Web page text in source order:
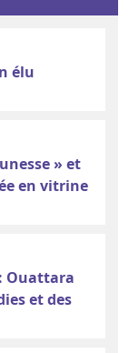
élu
» et
en vitrine
Ouattara
et des